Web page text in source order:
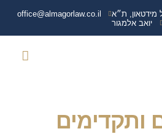
office@almagorlaw.co.il
יואב אלמגור
ותקדימים